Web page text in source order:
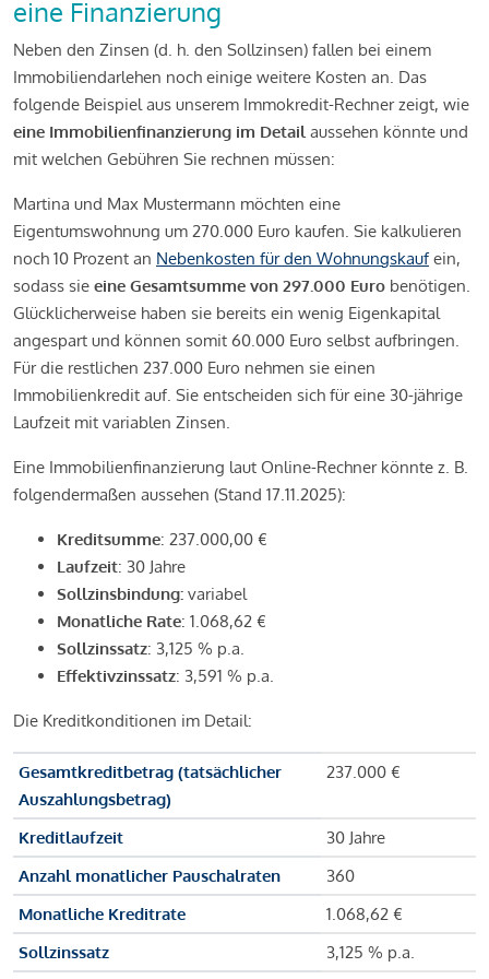
eine Finanzierung
Neben den Zinsen (d. h. den Sollzinsen) fallen bei einem
Immobiliendarlehen noch einige weitere Kosten an. Das
folgende Beispiel aus unserem Immokredit-Rechner zeigt, wie
eine Immobilienfinanzierung im Detail aussehen könnte und
mit welchen Gebühren Sie rechnen müssen:
Martina und Max Mustermann möchten eine
Eigentumswohnung um 270.000 Euro kaufen. Sie kalkulieren
noch 10 Prozent an Nebenkosten für den Wohnungskaufein,
sodass sie eine Gesamtsumme von 297.000 Euro benötigen.
Glücklicherweise haben sie bereits ein wenig Eigenkapital
angespart und können somit 60.000 Euro selbst aufbringen.
Für die restlichen 237.000 Euro nehmen sie einen
Immobilienkredit auf. Sie entscheiden sich für eine 30-jährige
Laufzeit mit variablen Zinsen.
Eine Immobilienfinanzierung laut Online-Rechner könnte z. B.
folgendermaßen aussehen (Stand 17.11.2025):
Kreditsumme: 237.000,00 €
Laufzeit: 30 Jahre
Sollzinsbindung: variabel
Monatliche Rate: 1.068,62 €
Sollzinssatz: 3,125 % p.a.
Effektivzinssatz: 3,591 % p.a.
Die Kreditkonditionen im Detail:
Gesamtkreditbetrag (tatsächlicher
Auszahlungsbetrag)
237.000 €
Kreditlaufzeit
30 Jahre
Anzahl monatlicher Pauschalraten
360
Monatliche Kreditrate
1.068,62 €
Sollzinssatz
3,125 % p.a.